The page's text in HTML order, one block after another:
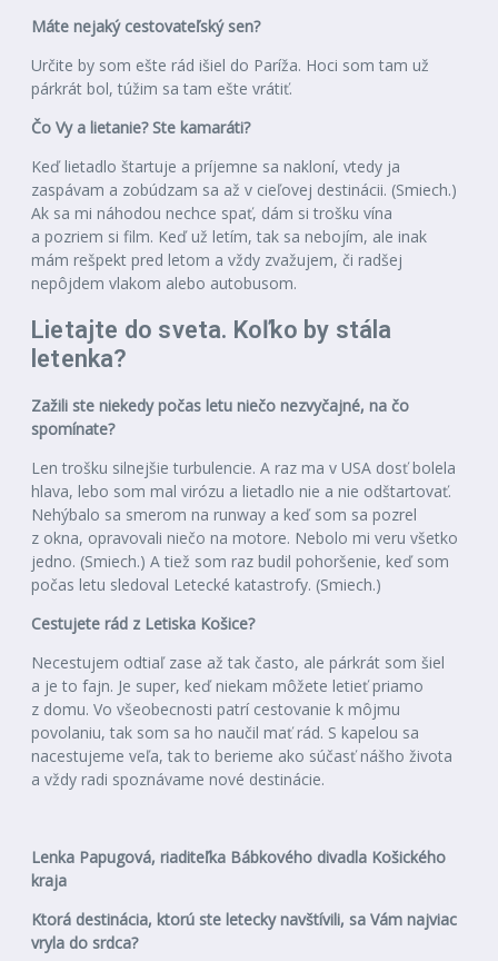
Máte nejaký cestovateľský sen?
Určite by som ešte rád išiel do Paríža. Hoci som tam už
párkrát bol, túžim sa tam ešte vrátiť.
Čo Vy a lietanie? Ste kamaráti?
Keď lietadlo štartuje a príjemne sa nakloní, vtedy ja
zaspávam a zobúdzam sa až v cieľovej destinácii. (Smiech.)
Ak sa mi náhodou nechce spať, dám si trošku vína
a pozriem si film. Keď už letím, tak sa nebojím, ale inak
mám rešpekt pred letom a vždy zvažujem, či radšej
nepôjdem vlakom alebo autobusom.
Lietajte do sveta. Koľko by stála
letenka?
Zažili ste niekedy počas letu niečo nezvyčajné, na čo
spomínate?
Len trošku silnejšie turbulencie. A raz ma v USA dosť bolela
hlava, lebo som mal virózu a lietadlo nie a nie odštartovať.
Nehýbalo sa smerom na runway a keď som sa pozrel
z okna, opravovali niečo na motore. Nebolo mi veru všetko
jedno. (Smiech.) A tiež som raz budil pohoršenie, keď som
počas letu sledoval Letecké katastrofy. (Smiech.)
Cestujete rád z Letiska Košice?
Necestujem odtiaľ zase až tak často, ale párkrát som šiel
a je to fajn. Je super, keď niekam môžete letieť priamo
z domu. Vo všeobecnosti patrí cestovanie k môjmu
povolaniu, tak som sa ho naučil mať rád. S kapelou sa
nacestujeme veľa, tak to berieme ako súčasť nášho života
a vždy radi spoznávame nové destinácie.
Lenka Papugová, riaditeľka Bábkového divadla Košického
kraja
Ktorá destinácia, ktorú ste letecky navštívili, sa Vám najviac
vryla do srdca?